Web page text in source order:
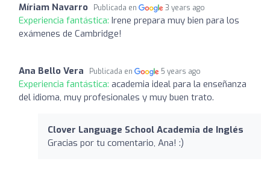
Míriam Navarro Publicada en 3 years ago
Experiencia fantástica: Irene prepara muy bien para los
exámenes de Cambridge!
Ana Bello Vera Publicada en 5 years ago
Experiencia fantástica: academia ideal para la enseñanza
del idioma, muy profesionales y muy buen trato.
Clover Language School Academia de Inglés
Gracias por tu comentario, Ana! :)